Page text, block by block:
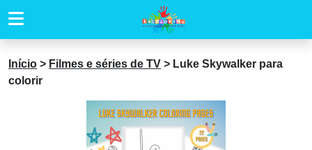
Início > Filmes e séries de TV > Luke Skywalker para
colorir